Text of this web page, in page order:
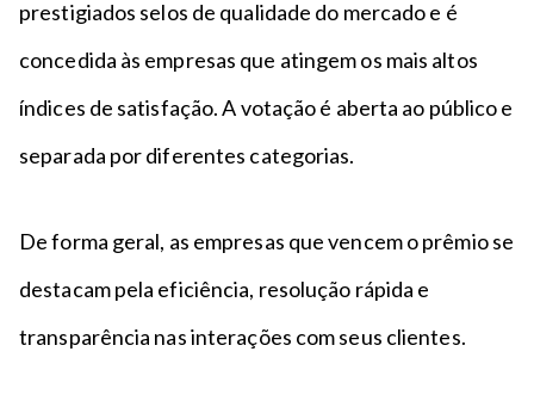
prestigiados selos de qualidade do mercado e é
concedida às empresas que atingem os mais altos
índices de satisfação. A votação é aberta ao público e
separada por diferentes categorias.
De forma geral, as empresas que vencem o prêmio se
destacam pela eficiência, resolução rápida e
transparência nas interações com seus clientes.